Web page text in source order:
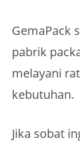
GemaPack
pabrik
melayani
kebutuhan.
Jika sobat